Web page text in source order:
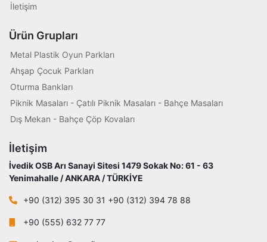
İletişim
Ürün Grupları
Metal Plastik Oyun Parkları
Ahşap Çocuk Parkları
Oturma Bankları
Piknik Masaları - Çatılı Piknik Masaları - Bahçe Masaları
Dış Mekan - Bahçe Çöp Kovaları
İletişim
İvedik OSB Arı Sanayi Sitesi 1479 Sokak No: 61 - 63
Yenimahalle / ANKARA / TÜRKİYE
+90 (312) 395 30 31 +90 (312) 394 78 88
+90 (555) 632 77 77